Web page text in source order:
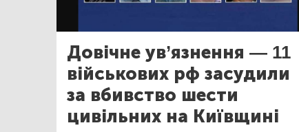
Довічне ув’язнення — 11
військових рф засудили
за вбивство шести
цивільних на Київщині